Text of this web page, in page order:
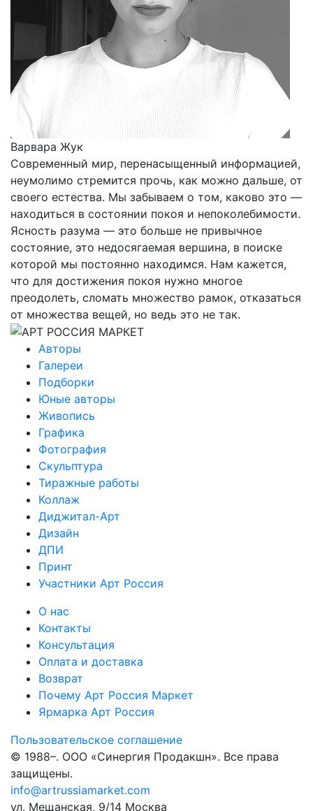
Варвара Жук
Современный мир, перенасыщенный информацией,
неумолимо стремится прочь, как можно дальше, от
своего естества. Мы забываем о том, каково это —
находиться в состоянии покоя и непоколебимости.
Ясность разума — это больше не привычное
состояние, это недосягаемая вершина, в поиске
которой мы постоянно находимся. Нам кажется,
что для достижения покоя нужно многое
преодолеть, сломать множество рамок, отказаться
от множества вещей, но ведь это не так.
Авторы
Галереи
Подборки
Юные авторы
Живопись
Графика
Фотография
Скульптура
Тиражные работы
Коллаж
Диджитал-Арт
Дизайн
ДПИ
Принт
Участники Арт Россия
О нас
Контакты
Консультация
Оплата и доставка
Возврат
Почему Арт Россия Маркет
Ярмарка Арт Россия
Пользовательское соглашение
© 1988–. ООО «Синергия Продакшн». Все права
защищены.
info@artrussiamarket.com
ул. Мещанская, 9/14 Москва